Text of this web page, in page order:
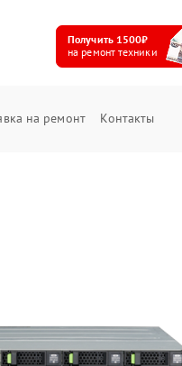
Получить 1500₽
на ремонт техники
на ремонт Контакты